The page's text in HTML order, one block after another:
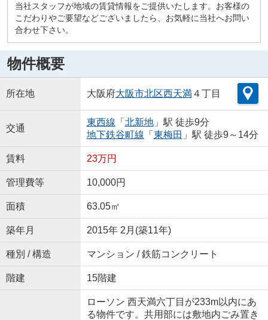
当社スタッフが地域の賃貸情報をご提供いたします。お客様の
こだわりやご要望などございましたら、お気軽に当社へお問い
合わせ下さい。
物件概要
所在地 大阪府大阪市北区西天満４丁目
交通
東西線 「 北新地」駅 徒歩9分
地下鉄谷町線 「 東梅田 」駅 徒歩9～14分
賃料 23万円
管理費等 10,000円
面積 63.05㎡
築年月 2015年 2月(築11年)
種別 / 構造 マンション / 鉄筋コンクリート
階建 15階建
ローソン 西天満六丁目が233m以内にあ
る物件です。共用部には敷地内ごみ置き